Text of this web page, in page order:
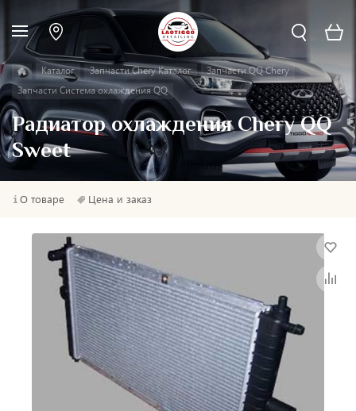
Каталог Запчасти Chery Каталог
Запчасти QQ Chery
Запчасти Система охлаждения QQ
Радиатор охлаждения Chery QQ
Sweet
О товаре Цена и заказ